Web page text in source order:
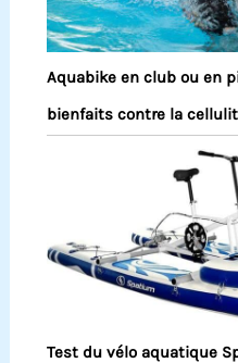
Aquabike en club ou en
bienfaits contre la
Test du vélo aquatique